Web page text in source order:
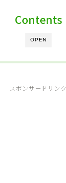
OPEN
Contents
スポンサードリンク